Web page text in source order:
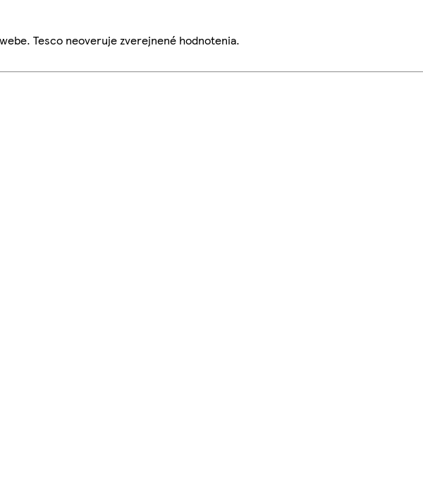
Tesco neoveruje zverejnené hodnotenia.